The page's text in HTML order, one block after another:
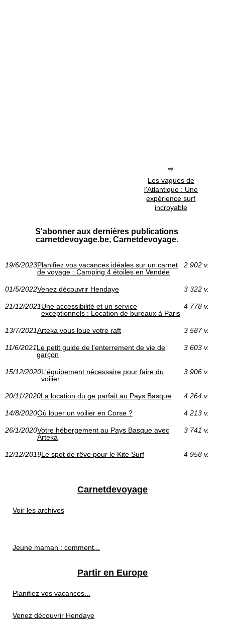
Les vagues de
l'Atlantique : Une
expérience surf
incroyable
S'abonner aux dernières publications
carnetdevoyage.be, Carnetdevoyage.
19/6/2023Planifiez vos vacances idéales sur un carnet
de voyage : Camping 4 étoiles en Vendée
2 902 v.
01/5/2022Venez découvrir Hendaye 3 322 v.
21/12/2021Une accessibilité et un service
exceptionnels : Location de bureaux à Paris
4 778 v.
13/7/2021Arteka vous loue votre raft 3 587 v.
11/6/2021Le petit guide de l'enterrement de vie de
garçon
3 603 v.
15/12/2020L'équipement nécessaire pour faire du
voilier
3 906 v.
20/11/2020La location du ge parfait au Pays Basque 4 264 v.
14/8/2020Où louer un voilier en Corse ? 4 213 v.
26/1/2020Votre hébergement au Pays Basque avec
Arteka
3 741 v.
12/12/2019Le spot de rêve pour le Kite Surf 4 958 v.
Carnetdevoyage
Voir les archives
Jeune maman : comment...
Partir en Europe
Planifiez vos vacances...
Venez découvrir Hendaye